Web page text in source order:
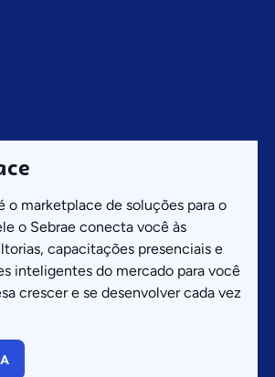
o marketplace de soluções para o
o Sebrae conecta você às
capacitações presenciais e
inteligentes do mercado para você
crescer e se desenvolver cada vez